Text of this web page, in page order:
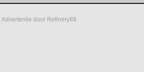
door Refinery89